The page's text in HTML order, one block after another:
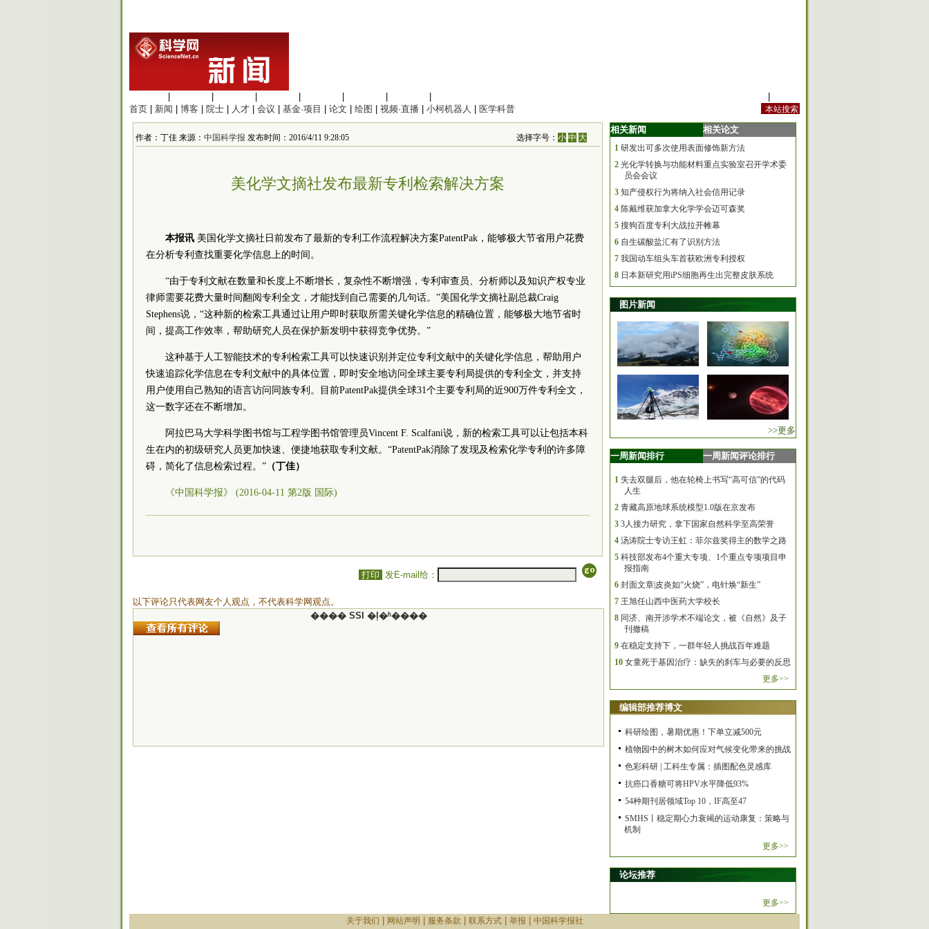
首页
新闻 博客 院士 人才 会议 基金·项目 论文 绘图 视频·直播 小柯机器人 医学科普
作者：丁佳 来源： 中国科学报 发布时间：2016/4/11 9:28:05 选择字号：小 中 大
美化学文摘社发布最新专利检索解决方案
本报讯 美国化学文摘社日前发布了最新的专利工作流程解决方案PatentPak，能够极大节省用户花费
在分析专利查找重要化学信息上的时间。
“由于专利文献在数量和长度上不断增长，复杂性不断增强，专利审查员、分析师以及知识产权专业
律师需要花费大量时间翻阅专利全文，才能找到自己需要的几句话。”美国化学文摘社副总裁Craig
Stephens说，“这种新的检索工具通过让用户即时获取所需关键化学信息的精确位置，能够极大地节省时
间，提高工作效率，帮助研究人员在保护新发明中获得竞争优势。”
这种基于人工智能技术的专利检索工具可以快速识别并定位专利文献中的关键化学信息，帮助用户
快速追踪化学信息在专利文献中的具体位置，即时安全地访问全球主要专利局提供的专利全文，并支持
用户使用自己熟知的语言访问同族专利。目前PatentPak提供全球31个主要专利局的近900万件专利全文，
这一数字还在不断增加。
阿拉巴马大学科学图书馆与工程学图书馆管理员Vincent F. Scalfani说，新的检索工具可以让包括本科
生在内的初级研究人员更加快速、便捷地获取专利文献。“PatentPak消除了发现及检索化学专利的许多障
碍，简化了信息检索过程。” （丁佳）
《中国科学报》 (2016-04-11 第2版 国际)
打印 发E-mail给：
以下评论只代表网友个人观点，不代表科学网观点。
���� SSI �ļ�ʱ����
相关新闻 相关论文
1 研发出可多次使用表面修饰新方法
2 光化学转换与功能材料重点实验室召开学术委
员会会议
3 知产侵权行为将纳入社会信用记录
4 陈戴维获加拿大化学学会迈可森奖
5 搜狗百度专利大战拉开帷幕
6 自生碳酸盐汇有了识别方法
7 我国动车组头车首获欧洲专利授权
8 日本新研究用iPS细胞再生出完整皮肤系统
图片新闻
>>更多
一周新闻排行 一周新闻评论排行
1 失去双腿后，他在轮椅上书写“高可信”的代码
人生
2 青藏高原地球系统模型1.0版在京发布
3 3人接力研究，拿下国家自然科学至高荣誉
4 汤涛院士专访王虹：菲尔兹奖得主的数学之路
5 科技部发布4个重大专项、1个重点专项项目申
报指南
6 封面文章|皮炎如“火烧”，电针焕“新生”
7 王旭任山西中医药大学校长
8 同济、南开涉学术不端论文，被《自然》及子
刊撤稿
9 在稳定支持下，一群年轻人挑战百年难题
10 女童死于基因治疗：缺失的刹车与必要的反思
更多>>
编辑部推荐博文
科研绘图，暑期优惠！下单立减500元
植物园中的树木如何应对气候变化带来的挑战
色彩科研 | 工科生专属：插图配色灵感库
抗癌口香糖可将HPV水平降低93%
54种期刊居领域Top 10，IF高至47
SMHS丨稳定期心力衰竭的运动康复：策略与
机制
更多>>
论坛推荐
更多>>
关于我们
网站声明 服务条款 联系方式| 举报 中国科学报社